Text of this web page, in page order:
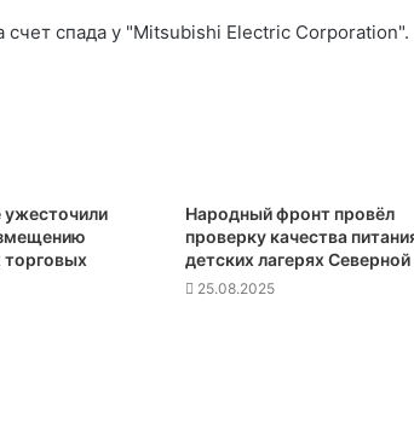
счет спада у "Mitsubishi Electric Corporation".
ужесточили
торговых
Народный фронт провёл
проверку качества
детских лагерях
25.08.2025